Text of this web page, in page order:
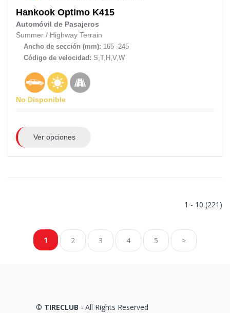
Hankook Optimo K415
Automóvil de Pasajeros
Summer / Highway Terrain
Ancho de sección (mm): 165 -245
Código de velocidad: S,T,H,V,W
No Disponible
Ver opciones
1 - 10 (221)
1 2 3 4 5 >
© TIRECLUB - All Rights Reserved